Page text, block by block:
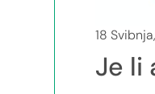
18
Je li